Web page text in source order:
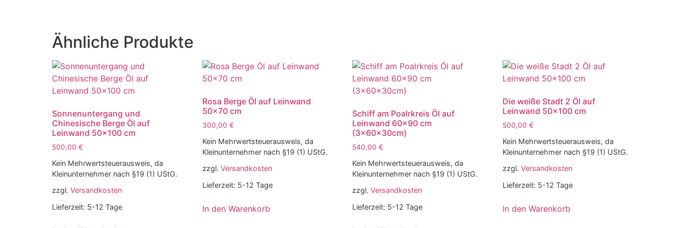
Ähnliche Produkte
Sonnenuntergang und
Chinesische Berge Öl auf
Leinwand 50×100 cm
500,00 €
Kein Mehrwertsteuerausweis, da
Kleinunternehmer nach §19 (1) UStG.
zzgl. Versandkosten
Lieferzeit: 5-12 Tage
Rosa Berge Öl auf Leinwand
50×70 cm
300,00 €
Kein Mehrwertsteuerausweis, da
Kleinunternehmer nach §19 (1) UStG.
zzgl. Versandkosten
Lieferzeit: 5-12 Tage
In den Warenkorb
Schiff am Poalrkreis Öl auf
Leinwand 60×90 cm
(3x60x30cm)
540,00€
Kein Mehrwertsteuerausweis, da
Kleinunternehmer nach §19 (1) UStG.
zzgl.Versandkosten
Lieferzeit: 5-12 Tage
Die weiße Stadt 2 Öl auf
Leinwand 50×100 cm
500,00€
Kein Mehrwertsteuerausweis, da
Kleinunternehmer nach §19 (1) UStG.
zzgl.Versandkosten
Lieferzeit: 5-12 Tage
In den Warenkorb